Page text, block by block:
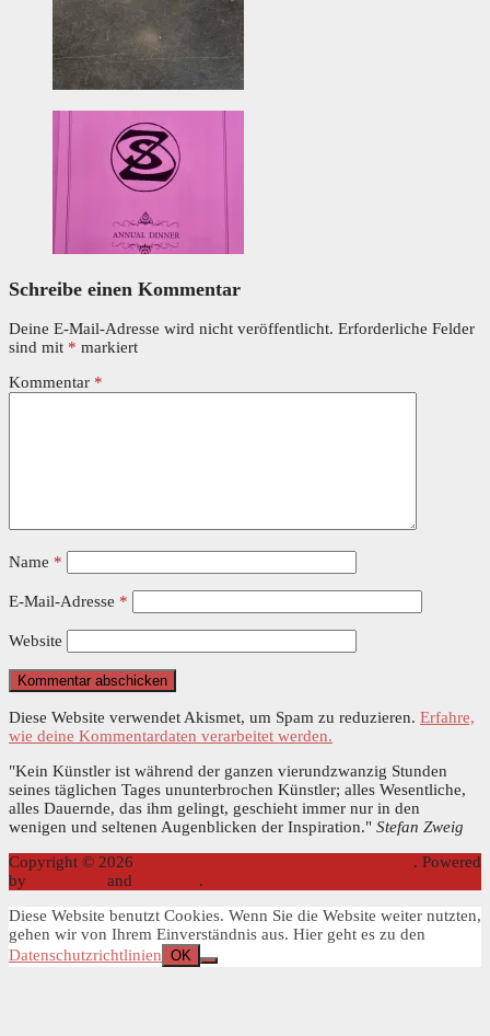
Schreibe einen Kommentar
Deine E-Mail-Adresse wird nicht veröffentlicht. Erforderliche Felder
sind mit * markiert
Kommentar *
Name *
E-Mail-Adresse *
Website
Diese Website verwendet Akismet, um Spam zu reduzieren. Erfahre,
wie deine Kommentardaten verarbeitet werden.
"Kein Künstler ist während der ganzen vierundzwanzig Stunden
seines täglichen Tages ununterbrochen Künstler; alles Wesentliche,
alles Dauernde, das ihm gelingt, geschieht immer nur in den
wenigen und seltenen Augenblicken der Inspiration." Stefan Zweig
Copyright © 2026
. Powered
by
and
.
Diese Website benutzt Cookies. Wenn Sie die Website weiter nutzten,
gehen wir von Ihrem Einverständnis aus. Hier geht es zu den
Datenschutzrichtlinien OK